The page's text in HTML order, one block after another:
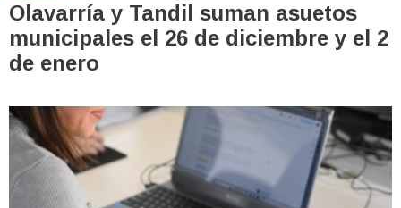
Olavarría y Tandil suman asuetos
municipales el 26 de diciembre y el 2
de enero